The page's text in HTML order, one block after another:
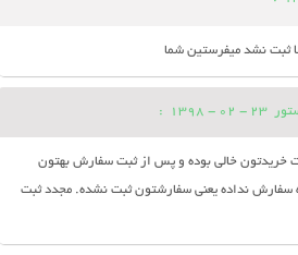
ثبت نشد میفرستین شما
23 - 02 - 1398
:
خریدتون خالی بوده و پس از ثبت سفارش بهتون
نداده یعنی سفارشتون ثبت نشده. مجدد ثبت